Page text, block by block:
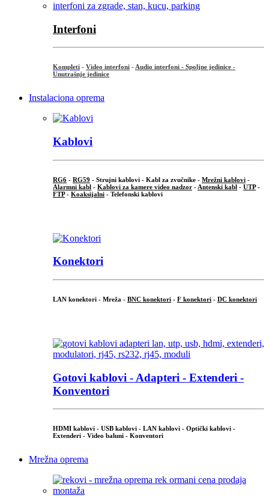
Interfoni
Kompleti - Video interfoni - Audio interfoni - Spoljne jedinice -
Unutrašnje jedinice
Instalaciona oprema
Kablovi
RG6 - RG59 - Strujni kablovi - Kabl za zvučnike - Mrežni kablovi -
Alarmni kabl - Kablovi za kamere video nadzor - Antenski kabl - UTP-
FTP- Koaksijalni - Telefonski kablovi
Konektori
LAN konektori - Mreža - BNC konektori - F konektori - DC konektori
Gotovi kablovi - Adapteri - Extenderi -
Konventori
HDMI kablovi - USB kablovi - LAN kablovi - Optički kablovi -
Extenderi - Video baluni - Konventori
Mrežna oprema